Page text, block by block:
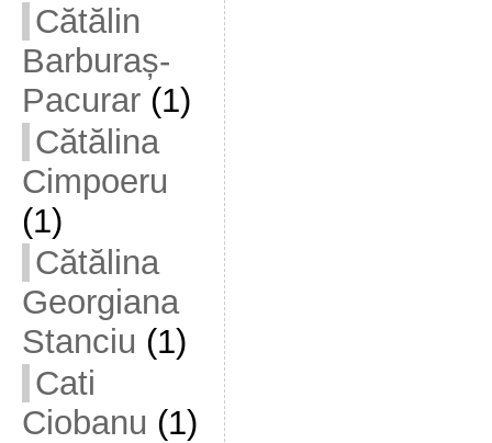
Cătălin
Barburaș-
Pacurar(1)
Cătălina
Cimpoeru
(1)
Cătălina
Georgiana
Stanciu (1)
Cati
Ciobanu (1)